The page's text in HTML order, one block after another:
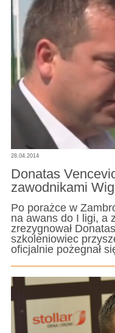
28.04.2014
Donatas
zawodnikami
Po porażce w
na awans do I ligi, a
zrezygnował
szkoleniowiec
oficjalnie pożegnał